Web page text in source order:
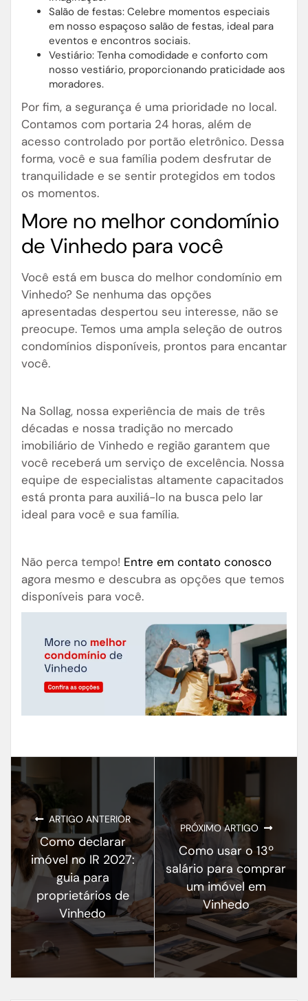
Salão de festas: Celebre momentos especiais
em nosso espaçoso salão de festas, ideal para
eventos e encontros sociais.
Vestiário: Tenha comodidade e conforto com
nosso vestiário, proporcionando praticidade aos
moradores.
Por fim, a segurança é uma prioridade no local.
Contamos com portaria 24 horas, além de
acesso controlado por portão eletrônico. Dessa
forma, você e sua família podem desfrutar de
tranquilidade e se sentir protegidos em todos
os momentos.
More no melhor condomínio
de Vinhedo para você
Você está em busca do melhor condomínio em
Vinhedo? Se nenhuma das opções
apresentadas despertou seu interesse, não se
preocupe. Temos uma ampla seleção de outros
condomínios disponíveis, prontos para encantar
você.
Na Sollag, nossa experiência de mais de três
décadas e nossa tradição no mercado
imobiliário de Vinhedo e região garantem que
você receberá um serviço de excelência. Nossa
equipe de especialistas altamente capacitados
está pronta para auxiliá-lo na busca pelo lar
ideal para você e sua família.
Não perca tempo! Entre em contato conosco
agora mesmo e descubra as opções que temos
disponíveis para você.
ARTIGO ANTERIOR
Como declarar
imóvel no IR 2027:
guia para
proprietários de
Vinhedo
PRÓXIMO ARTIGO
Como usar o 13º
salário para comprar
um imóvel em
Vinhedo